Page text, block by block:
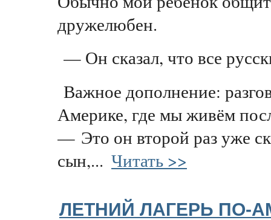
дружелюбен.
— Он сказал, что все
Важное дополнение:
Америке, где мы живём
— Это он второй раз уже
сын,... Читать >>
ЛЕТНИЙ ЛАГЕРЬ ПО-